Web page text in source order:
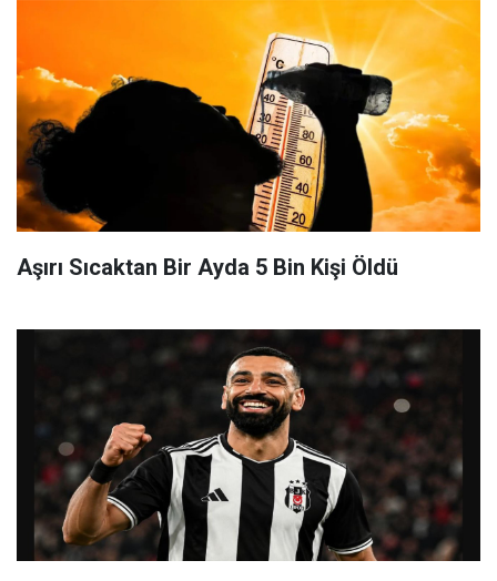
Aşırı Sıcaktan Bir Ayda 5 Bin Kişi Öldü